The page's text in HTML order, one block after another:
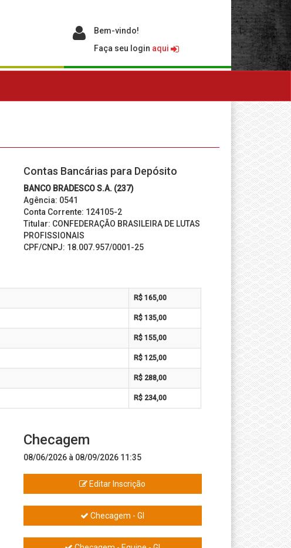
Bem-vindo!
Faça seu login aqui
Contas Bancárias para Depósito
BANCO BRADESCO S.A. (237)
Agência: 0541
Conta Corrente: 124105-2
Titular: CONFEDERAÇÃO BRASILEIRA DE LUTAS
PROFISSIONAIS
CPF/CNPJ: 18.007.957/0001-25
R$ 165,00
R$ 135,00
R$ 155,00
R$ 125,00
R$ 288,00
R$ 234,00
Checagem
08/06/2026 à 08/09/2026 11:35
Editar Inscrição
Checagem - GI